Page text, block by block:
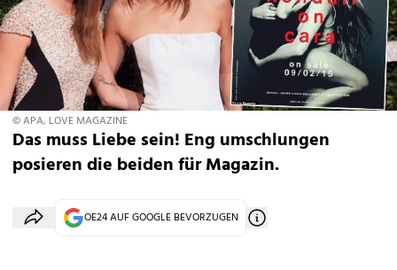
© APA, LOVE MAGAZINE
Das muss Liebe sein! Eng umschlungen
posieren die beiden für Magazin.
OE24 AUF GOOGLE BEVORZUGEN